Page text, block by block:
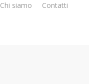
Chi siamo Contatti